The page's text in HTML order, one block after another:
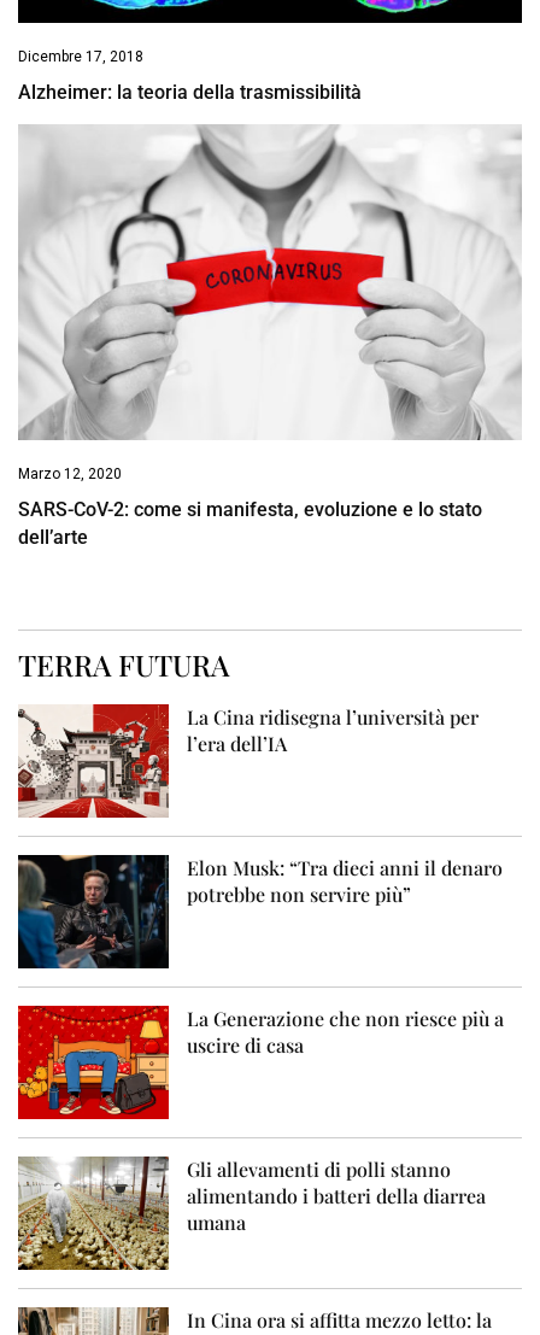
Dicembre 17, 2018
Alzheimer: la teoria della trasmissibilità
Marzo 12, 2020
SARS-CoV-2: come si manifesta, evoluzione e lo stato
dell’arte
TERRA FUTURA
La Cina ridisegna l’università per
l’era dell’IA
Elon Musk: “Tra dieci anni il denaro
potrebbe non servire più”
La Generazione che non riesce più a
uscire di casa
Gli allevamenti di polli stanno
alimentando i batteri della diarrea
umana
In Cina ora si affitta mezzo letto: la